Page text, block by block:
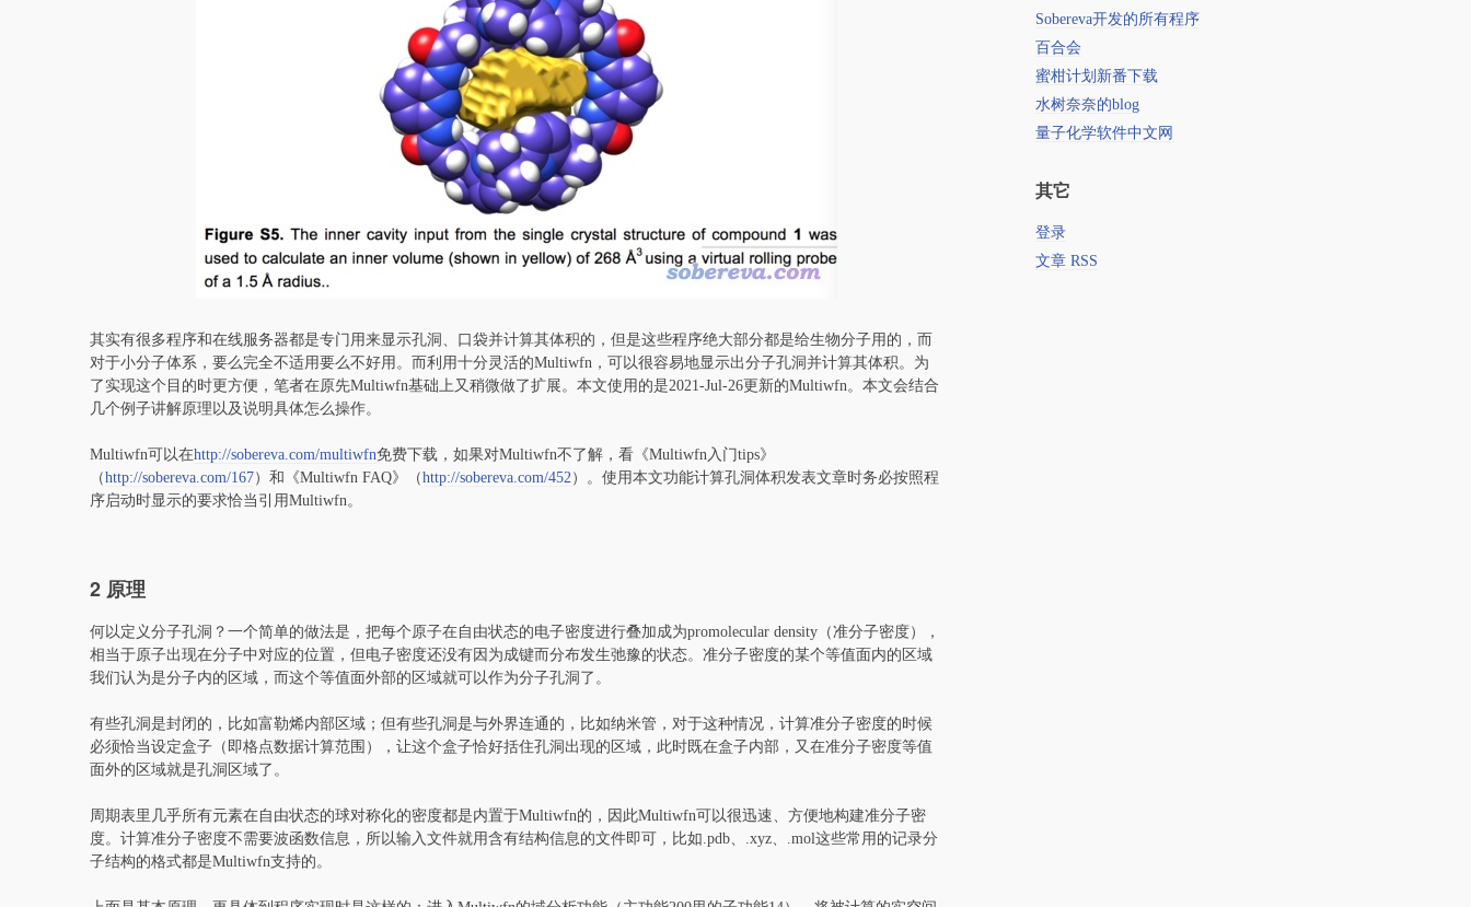
其实有很多程序和在线服务器都是专门用来显示孔洞、口袋并计算其体积的，但是这些程序绝大部分都是给生物分子用的，而
对于小分子体系，要么完全不适用要么不好用。而利用十分灵活的Multiwfn，可以很容易地显示出分子孔洞并计算其体积。为
了实现这个目的时更方便，笔者在原先Multiwfn基础上又稍微做了扩展。本文使用的是2021-Jul-26更新的Multiwfn。本文会结合
几个例子讲解原理以及说明具体怎么操作。
Multiwfn可以在http://sobereva.com/multiwfn免费下载，如果对Multiwfn不了解，看《Multiwfn入门tips》
（http://sobereva.com/167）和《Multiwfn FAQ》（http://sobereva.com/452）。使用本文功能计算孔洞体积发表文章时务必按照程
序启动时显示的要求恰当引用Multiwfn。
2 原理
何以定义分子孔洞？一个简单的做法是，把每个原子在自由状态的电子密度进行叠加成为promolecular density（准分子密度），
相当于原子出现在分子中对应的位置，但电子密度还没有因为成键而分布发生弛豫的状态。准分子密度的某个等值面内的区域
我们认为是分子内的区域，而这个等值面外部的区域就可以作为分子孔洞了。
有些孔洞是封闭的，比如富勒烯内部区域；但有些孔洞是与外界连通的，比如纳米管，对于这种情况，计算准分子密度的时候
必须恰当设定盒子（即格点数据计算范围），让这个盒子恰好括住孔洞出现的区域，此时既在盒子内部，又在准分子密度等值
面外的区域就是孔洞区域了。
周期表里几乎所有元素在自由状态的球对称化的密度都是内置于Multiwfn的，因此Multiwfn可以很迅速、方便地构建准分子密
度。计算准分子密度不需要波函数信息，所以输入文件就用含有结构信息的文件即可，比如.pdb、.xyz、.mol这些常用的记录分
子结构的格式都是Multiwfn支持的。
Sobereva开发的所有程序
百合会
蜜柑计划新番下载
水树奈奈的blog
量子化学软件中文网
其它
登录
文章 RSS